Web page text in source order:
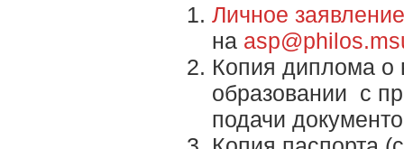
Личное заявление
на
Копия диплома
образовании с
подачи